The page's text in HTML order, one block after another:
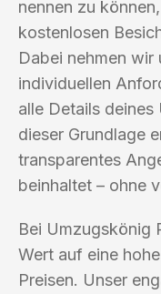
nennen zu
kostenlosen
Dabei nehmen wir
individuellen
alle Details
dieser Grundlage
transparentes
beinhaltet – ohne
Bei Umzugskönig
Wert auf eine
Preisen. Unser